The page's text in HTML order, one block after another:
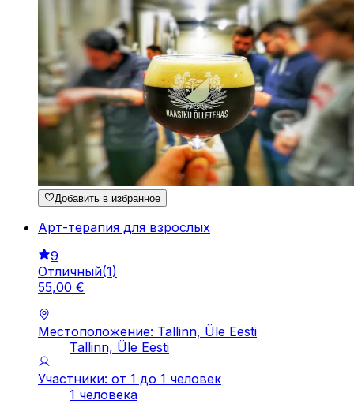
Добавить в избранное
Арт-терапия для взрослых
9
Отличный(1)
55,00 €
Местоположение: Tallinn, Üle Eesti
Tallinn, Üle Eesti
Участники: от 1 до 1 человек
1 человека